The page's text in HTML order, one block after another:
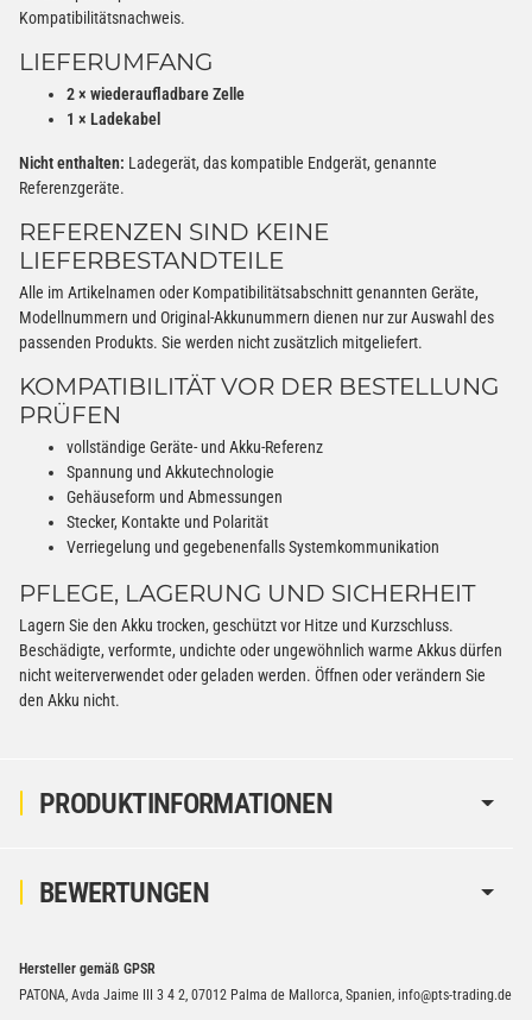
PRODUKTINFORMATIONEN
Kompatibilitätsnachweis.
LIEFERUMFANG
2 × wiederaufladbare Zelle
1 × Ladekabel
Nicht enthalten: Ladegerät, das kompatible Endgerät, genannte
Referenzgeräte.
REFERENZEN SIND KEINE
LIEFERBESTANDTEILE
Alle im Artikelnamen oder Kompatibilitätsabschnitt genannten Geräte,
Modellnummern und Original-Akkunummern dienen nur zur Auswahl des
passenden Produkts. Sie werden nicht zusätzlich mitgeliefert.
KOMPATIBILITÄT VOR DER BESTELLUNG
PRÜFEN
vollständige Geräte- und Akku-Referenz
Spannung und Akkutechnologie
Gehäuseform und Abmessungen
Stecker, Kontakte und Polarität
Verriegelung und gegebenenfalls Systemkommunikation
PFLEGE, LAGERUNG UND SICHERHEIT
Lagern Sie den Akku trocken, geschützt vor Hitze und Kurzschluss.
Beschädigte, verformte, undichte oder ungewöhnlich warme Akkus dürfen
nicht weiterverwendet oder geladen werden. Öffnen oder verändern Sie
den Akku nicht.
BEWERTUNGEN
Hersteller gemäß GPSR
PATONA, Avda Jaime III 3 4 2, 07012 Palma de Mallorca, Spanien, info@pts-trading.de